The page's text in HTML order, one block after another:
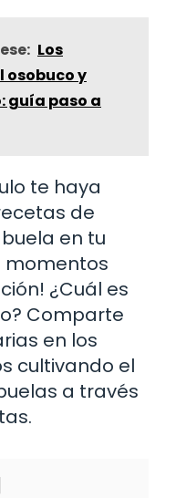
Los
osobuco y
guía paso a
te haya
de
en tu
momentos
¿Cuál es
Comparte
en los
cultivando el
a través